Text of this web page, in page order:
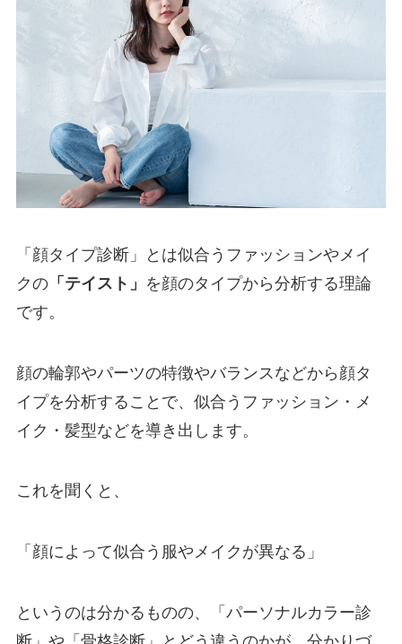
「顔タイプ診断」とは似合うファッションやメイ
クの「テイスト」 を顔のタイプから分析する理論
です。
顔の輪郭やパーツの特徴やバランスなどから顔タ
イプを分析することで、似合うファッション・メ
イク・髪型などを導き出します。
これを聞くと、
「顔によって似合う服やメイクが異なる」
というのは分かるものの、「パーソナルカラー診